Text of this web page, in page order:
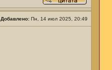
Добавлено: Пн, 14 июл 2025, 20:49